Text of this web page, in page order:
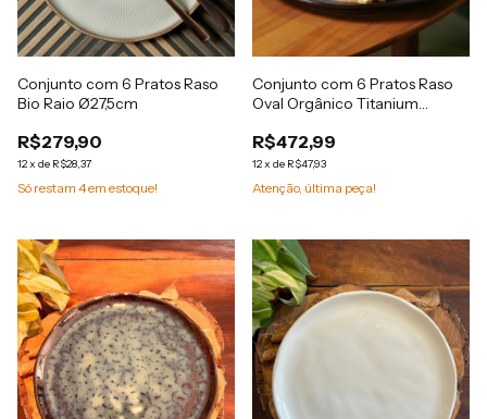
Conjunto com 6 Pratos Raso
Bio Raio Ø27,5cm
R$279,90
12x de R$28,37
Só restam 4em estoque!
Conjunto com 6 Pratos Raso
Oval Orgânico Titanium
R$472,99
12x de R$47,93
Atenção, última peça!